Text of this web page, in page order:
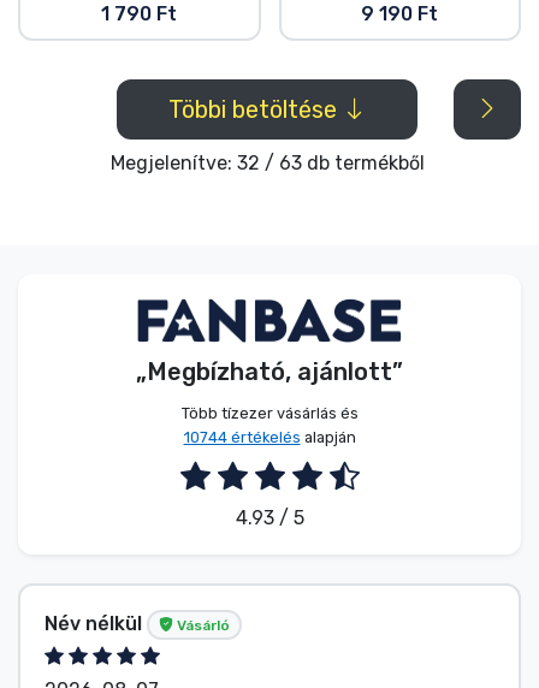
1 790 Ft 9 190 Ft
Többi betöltése
Megjelenítve: 32 / 63 db termékből
„Megbízható, ajánlott”
Több tízezer vásárlás és
10744 értékelés alapján
4.93 / 5